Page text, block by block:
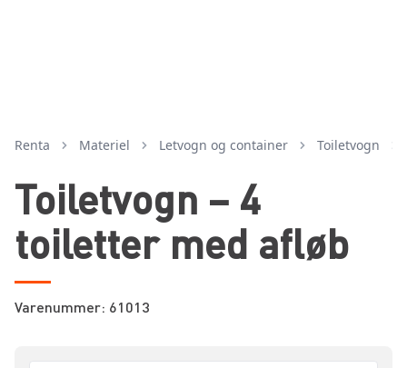
Renta Materiel letvogn og container toiletvogn
Toiletvogn – 4
toiletter med afløb
Varenummer: 61013